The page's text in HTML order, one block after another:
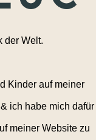
der Welt.
Kinder auf meiner
ich habe mich dafür
meiner Website zu